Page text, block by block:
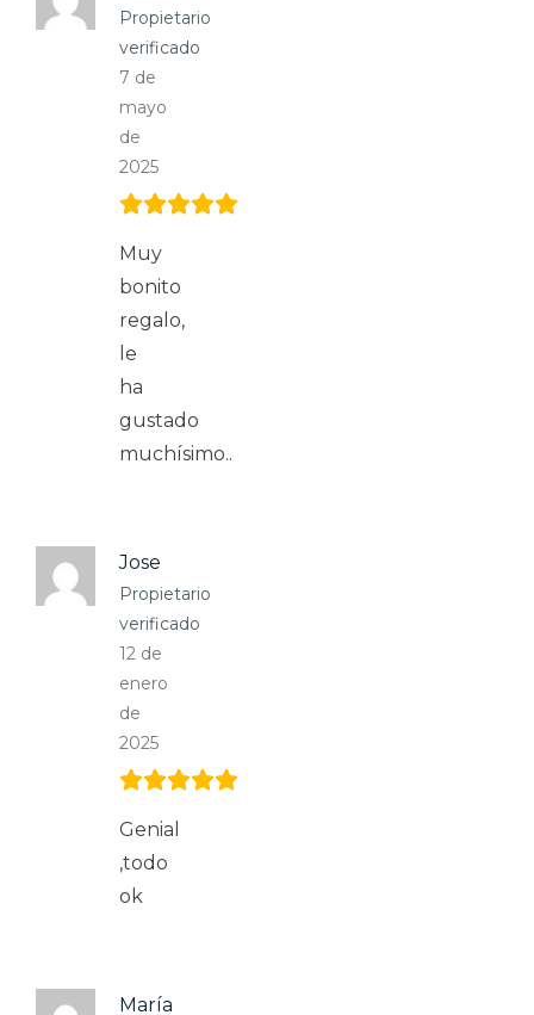
Propietario
verificado
7 de
mayo
de
2025
Muy
bonito
regalo,
le
ha
gustado
muchísimo..
Jose
Propietario
verificado
12 de
enero
de
2025
Genial
,todo
ok
María